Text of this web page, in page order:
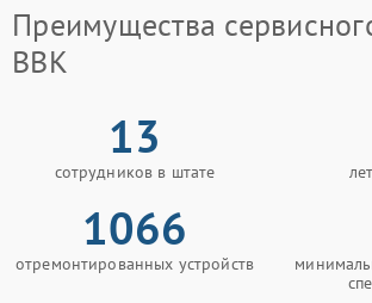
Преимущества
BBK
13
сотрудников в штате
1066
отремонтированных устройств